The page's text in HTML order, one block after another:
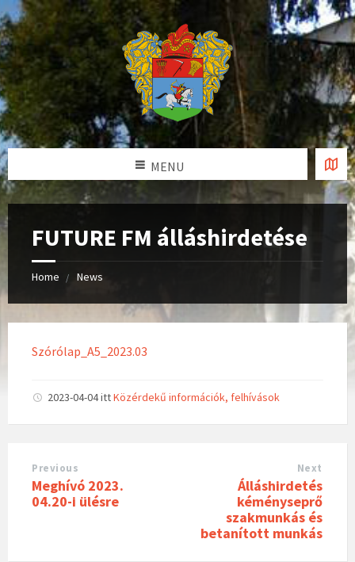
MENU
FUTURE FM álláshirdetése
Home News
Szórólap_A5_2023.03
2023-04-04ittKözérdekű információk, felhívások
Previous
Meghívó 2023.
04.20-i ülésre
Next
Álláshirdetés
kéményseprő
szakmunkás és
betanított munkás